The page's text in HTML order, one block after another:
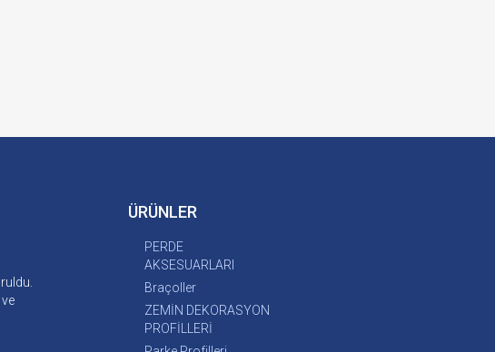
ÜRÜNLER
PERDE
AKSESUARLARI
Braçoller
ZEMİN DEKORASYON
PROFİLLERİ